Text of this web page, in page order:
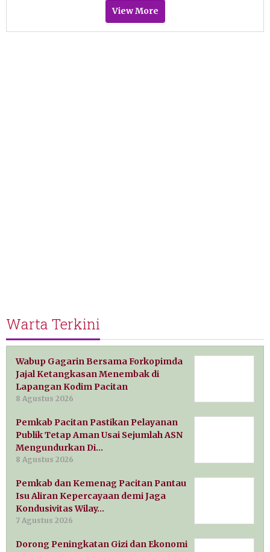
View More
Warta Terkini
Wabup Gagarin Bersama Forkopimda
Jajal Ketangkasan Menembak di
Lapangan Kodim Pacitan
8 Agustus 2026
Pemkab Pacitan Pastikan Pelayanan
Publik Tetap Aman Usai Sejumlah ASN
Mengundurkan Di…
8 Agustus 2026
Pemkab dan Kemenag Pacitan Pantau
Isu Aliran Kepercayaan demi Jaga
Kondusivitas Wilay…
7 Agustus 2026
Dorong Peningkatan Gizi dan Ekonomi